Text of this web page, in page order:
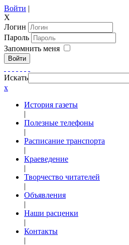
Войти |
X
Логин
Пароль
Запомнить меня
Войти
Искать
x
История газеты
|
Полезные телефоны
|
Расписание транспорта
|
Краеведение
|
Творчество читателей
|
Объявления
|
Наши расценки
|
Контакты
|